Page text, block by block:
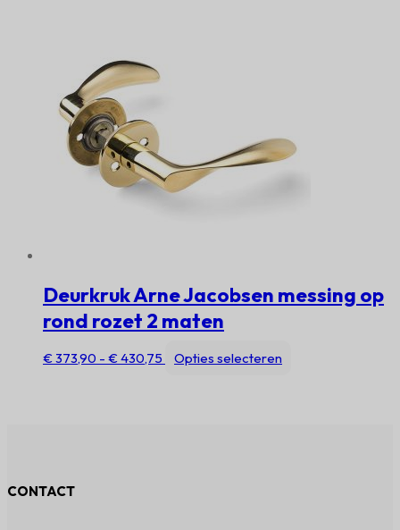
Deurkruk Arne Jacobsen messing op
rond rozet 2 maten
€373,90 - €430,75 Prijsklasse:
Opties selecteren
CONTACT